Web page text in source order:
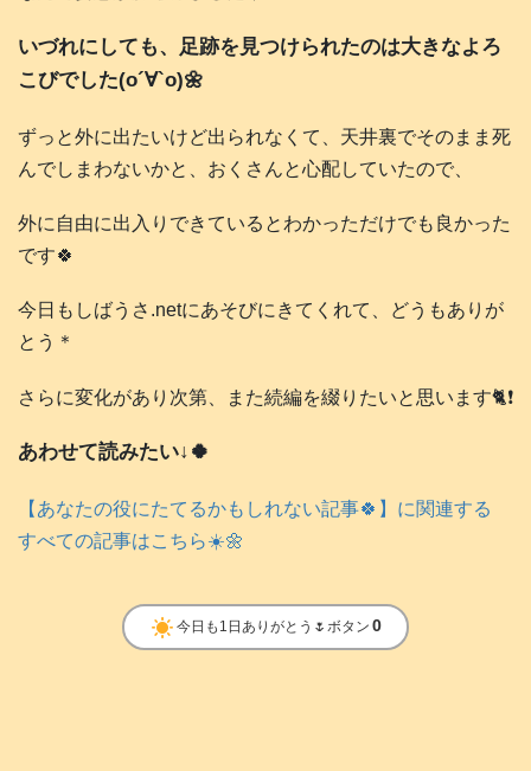
いづれにしても、足跡を見つけられたのは大きなよろ
こびでした(о´∀`о)🌼
ずっと外に出たいけど出られなくて、天井裏でそのまま死
んでしまわないかと、おくさんと心配していたので、
外に自由に出入りできているとわかっただけでも良かった
です🍀
今日もしばうさ.netにあそびにきてくれて、どうもありが
とう＊
さらに変化があり次第、また続編を綴りたいと思います🐈️❗️
あわせて読みたい↓🍀
【あなたの役にたてるかもしれない記事🍀】に関連する
すべての記事はこちら☀️🌼
clear_day 今日も1日ありがとう🌷ボタン 0